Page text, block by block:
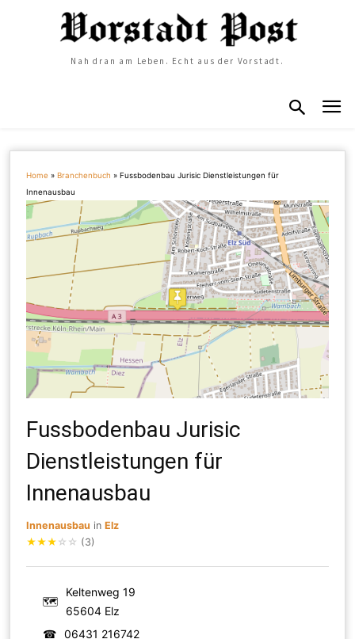
Nah dran am Leben. Echt aus der Vorstadt.
Home »Branchenbuch »Fussbodenbau Jurisic Dienstleistungen für
Innenausbau
Fussbodenbau Jurisic
Dienstleistungen für
Innenausbau
Innenausbau inElz
★★★ ☆ ☆ (3)
🗺
Keltenweg 19
65604 Elz
☎
06431 216742